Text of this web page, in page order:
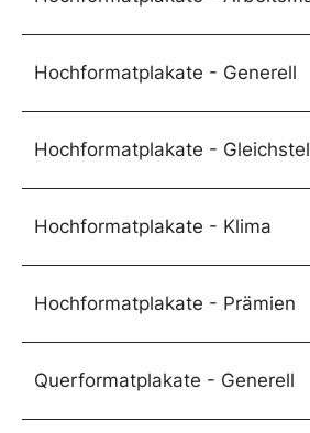
Hochformatplakate - Generell
Hochformatplakate -
Hochformatplakate - Klima
Hochformatplakate - Prämien
Querformatplakate - Generell